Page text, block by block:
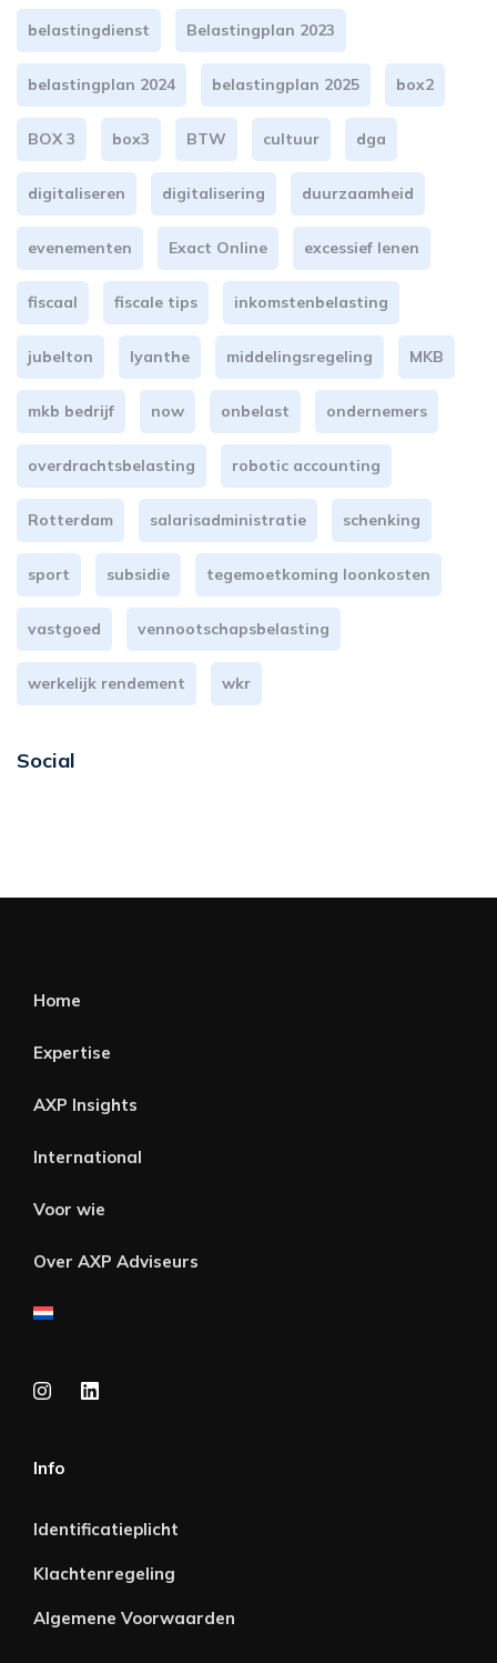
belastingdienst Belastingplan 2023
belastingplan 2024 belastingplan 2025 box2
BOX 3 box3 BTW cultuur dga
digitaliseren digitalisering duurzaamheid
evenementen Exact Online excessief lenen
fiscaal fiscale tips inkomstenbelasting
jubelton lyanthe middelingsregeling MKB
mkb bedrijf now onbelast ondernemers
overdrachtsbelasting robotic accounting
Rotterdam salarisadministratie schenking
sport subsidie tegemoetkoming loonkosten
vastgoed vennootschapsbelasting
werkelijk rendement wkr
Social
Home
Expertise
AXP Insights
International
Voor wie
Over AXP Adviseurs
Info
Identificatieplicht
Klachtenregeling
Algemene Voorwaarden